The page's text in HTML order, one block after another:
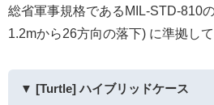
総省軍事規格であるMIL-STD-810
1.2mから26方向の落下) に準拠して
▼ [Turtle] ハイブリッドケース